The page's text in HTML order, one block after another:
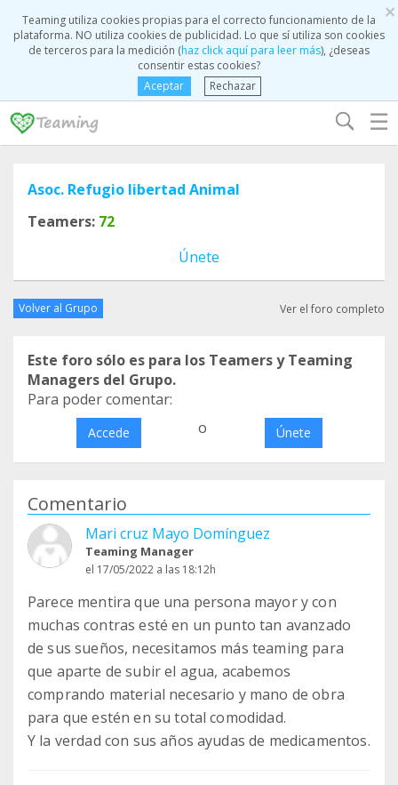
×
Teaming utiliza cookies propias para el correcto funcionamiento de la
plataforma. NO utiliza cookies de publicidad. Lo que sí utiliza son cookies
de terceros para la medición (haz click aquí para leer más), ¿deseas
consentir estas cookies?
Aceptar
Rechazar
☰
Asoc. Refugio libertad Animal
Teamers: 72
Únete
Volver al Grupo Ver el foro completo
Este foro sólo es para los Teamers y Teaming
Managers del Grupo.
Para poder comentar:
Accede o Únete
Comentario
Mari cruz Mayo Domínguez
Teaming Manager
el 17/05/2022 a las 18:12h
Parece mentira que una persona mayor y con
muchas contras esté en un punto tan avanzado
de sus sueños, necesitamos más teaming para
que aparte de subir el agua, acabemos
comprando material necesario y mano de obra
para que estén en su total comodidad.
Y la verdad con sus años ayudas de medicamentos.